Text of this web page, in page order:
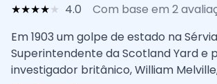
★★★★★ 4.0
Com base em 2
Em 1903 um golpe de estado na
Superintendente da Scotland Yard e
investigador britânico, William